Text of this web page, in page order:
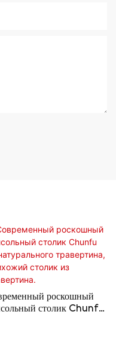
роскошный
столик Chunfu